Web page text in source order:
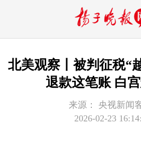
北美观察丨被判征税“
退款这笔账 白
来源：
央视新闻
2026-02-23